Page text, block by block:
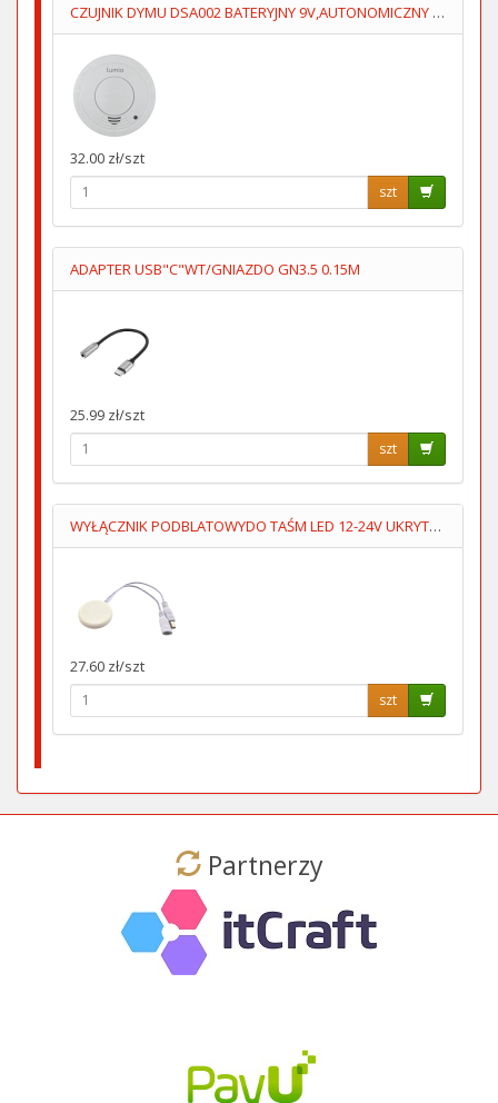
CZUJNIK DYMU DSA002 BATERYJNY 9V,AUTONOMICZNY LUMIO
32.00 zł/szt
szt
ADAPTER USB"C"WT/GNIAZDO GN3.5 0.15M
25.99 zł/szt
szt
WYŁĄCZNIK PODBLATOWYDO TAŚM LED 12-24V UKRYTY,PRZYKLEJANY
27.60 zł/szt
szt
Partnerzy